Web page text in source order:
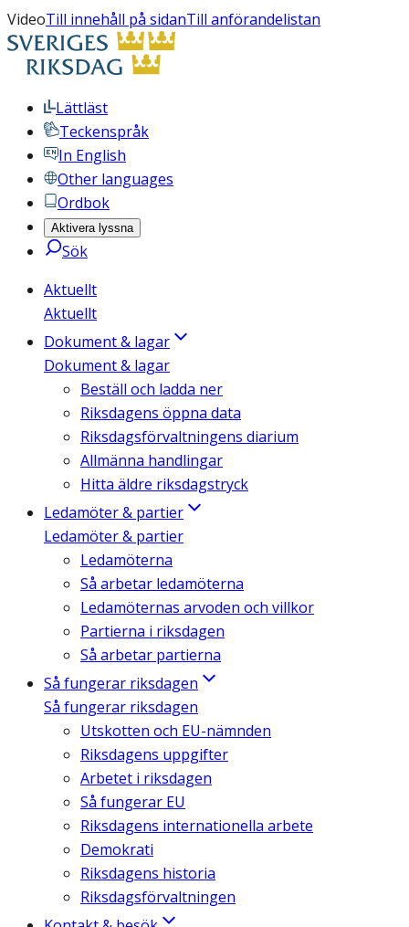
VideoTill innehåll på sidanTill anförandelistan
Lättläst
Teckenspråk
In English
Other languages
Ordbok
Aktivera lyssna
Sök
Aktuellt
Aktuellt
Dokument & lagar
Dokument & lagar
Beställ och ladda ner
Riksdagens öppna data
Riksdagsförvaltningens diarium
Allmänna handlingar
Hitta äldre riksdagstryck
Ledamöter & partier
Ledamöter & partier
Ledamöterna
Så arbetar ledamöterna
Ledamöternas arvoden och villkor
Partierna i riksdagen
Så arbetar partierna
Så fungerar riksdagen
Så fungerar riksdagen
Utskotten och EU-nämnden
Riksdagens uppgifter
Arbetet i riksdagen
Så fungerar EU
Riksdagens internationella arbete
Demokrati
Riksdagens historia
Riksdagsförvaltningen